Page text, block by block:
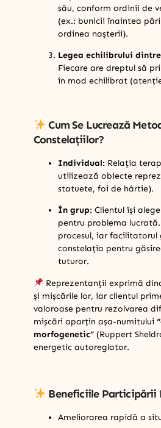
său, conform ordinii de
(ex.: bunicii înaintea
ordinea nașterii).
Legea echilibrului
Fiecare are dreptul să
în mod echilibrat
Cum Se Lucrează
Constelațiilor?
Individual: Relația
utilizează obiecte
statuete, foi de hârtie).
În grup: Clientul își
pentru problema
procesul, iar facilitatorul
constelația pentru
tuturor.
Reprezentanții exprimă
și mișcările lor, iar clientul
valoroase pentru rezolvarea
mișcări aparțin așa-numitului
morfogenetic”(Ruppert
energetic autoreglator.
Beneficiile Participării
Ameliorarea rapidă a